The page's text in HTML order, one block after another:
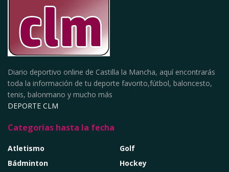
Diario deportivo online de Castilla la Mancha, aquí encontrarás
toda la información de tu deporte favorito,fútbol, baloncesto,
tenis, balonmano y mucho más
DEPORTE CLM
Categorías hasta la fecha
Atletismo
Bádminton
Golf
Hockey